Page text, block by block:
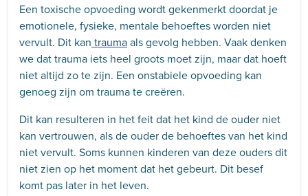
Een toxische opvoeding wordt gekenmerkt doordat je
emotionele, fysieke, mentale behoeftes worden niet
vervult. Dit kan traumaals gevolg hebben. Vaak denken
we dat trauma iets heel groots moet zijn, maar dat hoeft
niet altijd zo te zijn. Een onstabiele opvoeding kan
genoeg zijn om trauma te creëren.
Dit kan resulteren in het feit dat het kind de ouder niet
kan vertrouwen, als de ouder de behoeftes van het kind
niet vervult. Soms kunnen kinderen van deze ouders dit
niet zien op het moment dat het gebeurt. Dit besef
komt pas later in het leven.